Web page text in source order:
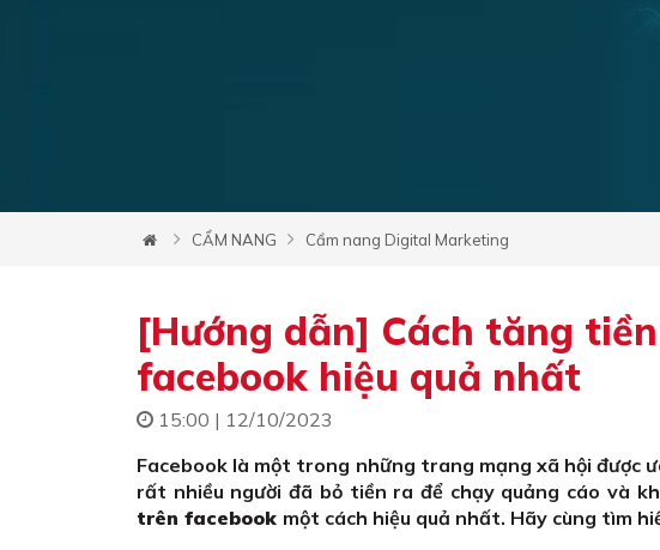
CẨM NANG Cẩm nang Digital Marketing
[Hướng dẫn] Cách tăng
facebook hiệu quả nhất
15:00 | 12/10/2023
Facebook là một trong những trang mạng xã hội được
rất nhiều người đã bỏ tiền ra để chạy quảng cáo và
trên facebook một cách hiệu quả nhất. Hãy cùng tìm